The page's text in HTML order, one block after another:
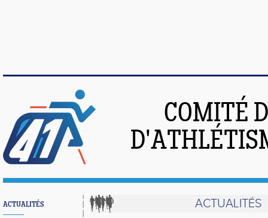
COMITÉ
ACTUALITÉS ACTUALITÉS